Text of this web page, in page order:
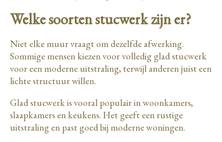
Welke soorten stucwerk zijn er?
Niet elke muur vraagt om dezelfde afwerking.
Sommige mensen kiezen voor volledig glad stucwerk
voor een moderne uitstraling, terwijl anderen juist een
lichte structuur willen.
Glad stucwerk is vooral populair in woonkamers,
slaapkamers en keukens. Het geeft een rustige
uitstraling en past goed bij moderne woningen.